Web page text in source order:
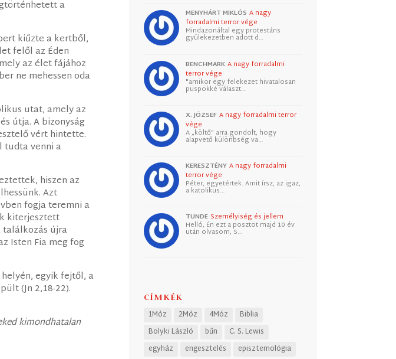
a
kiűzte a kertből,
felől az Éden
az élet fájához
ne mehessen oda
utat, amely az
útja. A bizonyság
tudta venni a
hiszen az
Azt
fogja teremni a
kiterjesztett
találkozás újra
Isten Fia meg fog
egyik fejtől, a
(Jn 2,18-22).
kimondhatalan
MENYHÁRT MIKLÓS A nagy
forradalmi terror vége
Mindazonáltal egy protestáns
gyülekezetben adott d…
BENCHMARK A nagy forradalmi
terror vége
"amikor egy felekezet hivatalosan
püspökké választ…
X. JÓZSEF A nagy forradalmi terror
vége
A „költő” arra gondolt, hogy
alapvető különbség va…
KERESZTÉNY A nagy forradalmi
terror vége
Péter, egyetértek. Amit írsz, az igaz,
a katolikus…
TUNDE Személyiség és jellem
Helló, Én ezt a posztot majd 10 év
után olvasom, S…
CÍMKÉK
1Móz 2Móz 4Móz
Biblia
Bolyki László
bűn
C. S. Lewis
egyház
engesztelés
episztemológia